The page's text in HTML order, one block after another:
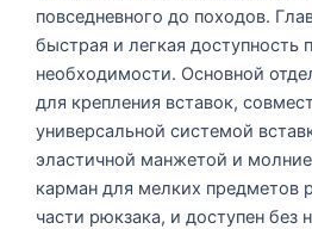
повседневного до походов.
быстрая и легкая доступность
необходимости. Основной
для крепления вставок,
универсальной системой
эластичной манжетой и
карман для мелких предметов
части рюкзака, и доступен без